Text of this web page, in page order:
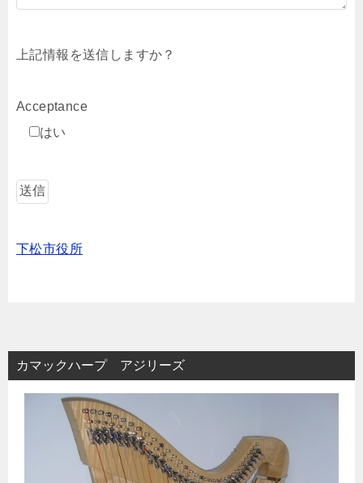
上記情報を送信しますか？
Acceptance
はい
下松市役所
カマックハープ アジリーズ